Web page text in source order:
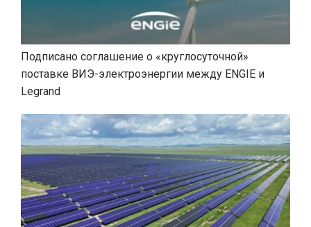
Подписано соглашение о «круглосуточной»
поставке ВИЭ-электроэнергии между ENGIE и
Legrand